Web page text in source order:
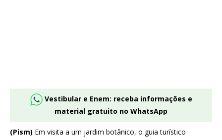
Vestibular e Enem: receba informações e
material gratuito no WhatsApp
(Pism) Em visita a um jardim botânico, o guia turístico